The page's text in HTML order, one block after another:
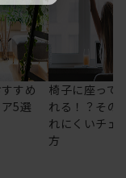
すめ
5選
椅子に座って
れる！？その
れにくいチェ
方